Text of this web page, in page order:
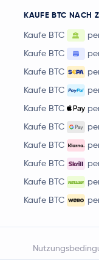
KAUFE BTC NACH
Kaufe BTC
Kaufe BTC
Kaufe BTC
Kaufe BTC
Kaufe BTC
Kaufe BTC
Kaufe BTC
Kaufe BTC
Kaufe BTC
Kaufe BTC